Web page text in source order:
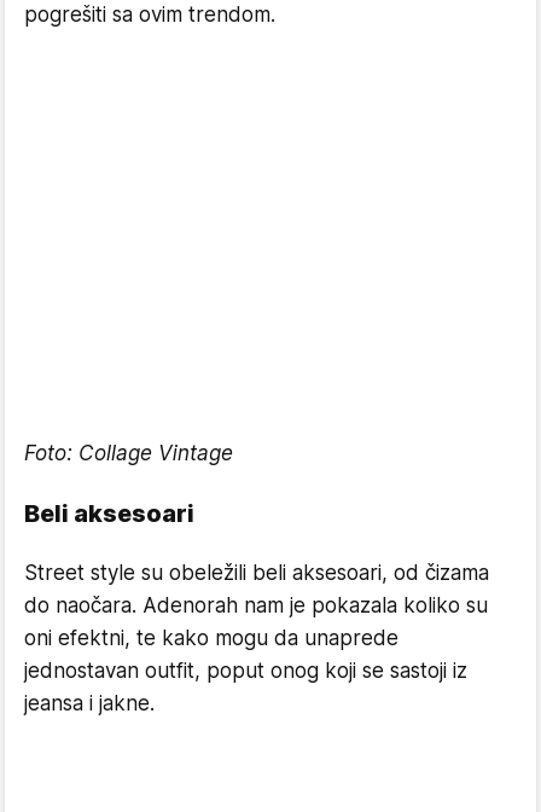
pogrešiti sa ovim trendom.
Foto: Collage Vintage
Beli aksesoari
Street style su obeležili beli aksesoari, od čizama
do naočara. Adenorah nam je pokazala koliko su
oni efektni, te kako mogu da unaprede
jednostavan outfit, poput onog koji se sastoji iz
jeansa i jakne.